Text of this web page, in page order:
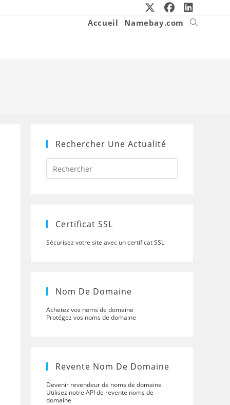
Accueil Namebay.com
Toggle
Rechercher Une Actualité
Press
to
Certificat SSL
Sécurisez votre site avec un certificat SSL
Nom De Domaine
Achetez vos noms de domaine
Protégez vos noms de domaine
Revente Nom De Domaine
Devenir revendeur de noms de domaine
Utilisez notre API de revente noms de
domaine